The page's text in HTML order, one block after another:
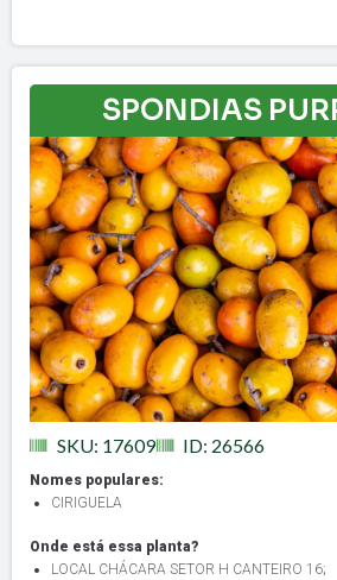
SPONDIAS
SKU: 17609 ID: 26566
Nomes populares:
CIRIGUELA
Onde está essa planta?
LOCAL CHÁCARA SETOR H CANTEIRO 16;